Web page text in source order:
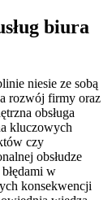
biura
niesie ze sobą
rozwój firmy oraz
obsługa
kluczowych
czy
obsłudze
w
konsekwencji